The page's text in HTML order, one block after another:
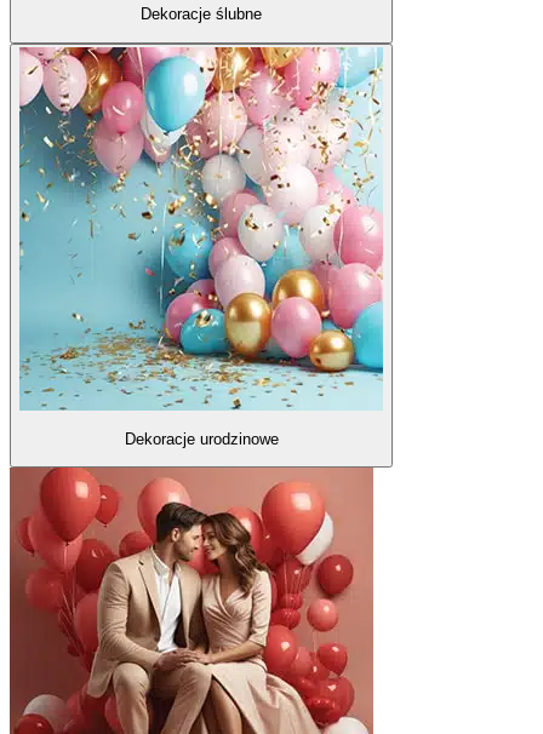
Dekoracje ślubne
Dekoracje urodzinowe